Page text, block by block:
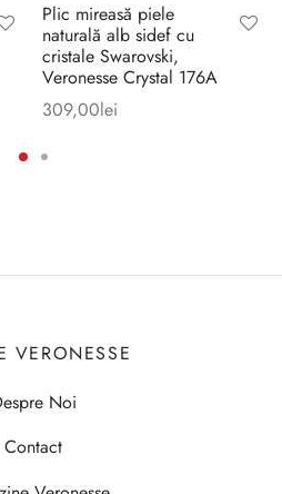
Plic mireasă piele
naturală alb sidef cu
cristale Swarovski,
Veronesse Crystal 176A
309,00lei
VERONESSE
Noi
Contact